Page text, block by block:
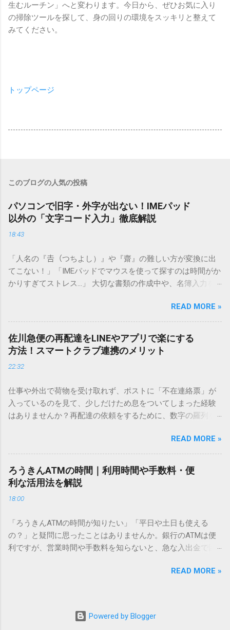
生むルーチン」へと変わります。今日から、ぜひお気に入り
の掃除ツールを探して、身の回りの環境をスッキリと整えて
みてください。
トップページ
このブログの人気の投稿
パソコンで旧字・外字が出ない！IMEパッド
以外の「文字コード入力」徹底解説
18:43
「人名の『𠮷（つちよし）』や『齋』の難しい方が変換に出
てこない！」「IMEパッドでマウスを使って探すのは時間がか
かりすぎてストレス…」 大切な書類の作成中や、名簿入力を
てしまいますよね。多くの人が「IMEパッド（手書き入力）」
を使いますが、実はマウスで一画ずつ書くのは非効率です
し、似た漢字が多すぎて結局見つからないことも少なくあり
ません。 そこで今回は、IMEパッドを使わずに、特定のコー
ドを打ち込むだけで一瞬で旧字や外字、特殊記号を呼び出す
「文字コード入力」のテクニックを詳しく解説します。 この
必要はありません。 1. なぜ「変換」しても旧字・外字が出て
こないのか？ そもそも、なぜ普通の変換で出てこない漢字が
あるのでしょうか。その理由は、パソコンが文字を認識する
は、JIS規格（日本産業規格）によって「第1水準」「第2水
準」といった形で整理されています。しかし、人名や地名に
使われる非常に古い漢字（旧字）や、特定の組織だけで作ら
れた「外字」は、この一般的な変換リストに含まれていない
ン上のすべての文字には、いわば「住所」のような番号が割
り振られています。変換候補に出ない文字でも、この住所
（コード）を直接指定すれば、確実に呼び出すことができる
のです。 2. Windows標準機能！文字コードで漢字を出す「16
進数入力」 最も汎用性が高く、特別なソフトも不要なのが
20BB7）」を把握する。 入力モードを「半角」にする（※重
READ MORE »
佐川急便の再配達をLINEやアプリで楽にする
方法！スマートクラブ連携のメリット
22:32
仕事や外出で荷物を受け取れず、ポストに「不在連絡票」が
入っているのを見て、少しだけため息をついてしまった経験
はありませんか？再配達の依頼をするために、数字の羅列を
ことに申し訳なさを感じたりすることもあるかもしれませ
ん。 「もっとスムーズに、自分のタイミングで受け取りた
い」 「わざわざ電話をかけずに、スマホ一つで完結させた
い」 そんな願いを叶えてくれるのが、佐川急便の会員制サー
ビス「スマートクラブ」と、LINEや公式アプリの連携です。
これらを活用するだけで、再配達のストレスは驚くほど軽く
受け取り術と、連携による具体的なメリットを徹底解説しま
す。 佐川急便の再配達が劇的に変わる「スマートクラブ」と
は？ まず押さえておきたいのが、佐川急便の個人向け無料会
況をリアルタイムで管理するための基盤となるサービスで
が飛躍的に向上しています。登録を済ませておくだけで、荷
READ MORE »
ろうきんATMの時間｜利用時間や手数料・便
利な活用法を解説
18:00
「ろうきんATMの時間が知りたい」「平日や土日も使える
の？」と疑問に思ったことはありませんか。銀行のATMは便
利ですが、営業時間や手数料を知らないと、急な入出金で困
ATM営業時間や利用の注意点、便利な活用法 を詳しく解説し
です。 1-1. 店舗内ATM 平日：9:00〜17:00 土曜・日曜・祝
日：休止（※一部店舗では土曜日のみ利用可能） 店舗内ATM
READ MORE »
Powered by Blogger